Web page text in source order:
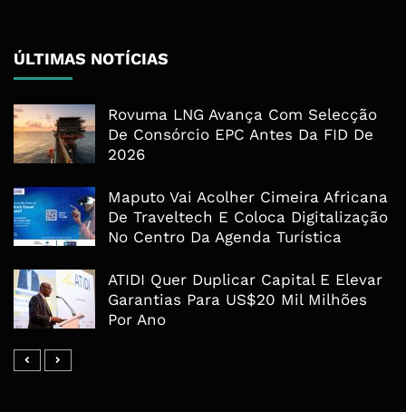
ÚLTIMAS NOTÍCIAS
Rovuma LNG Avança Com Selecção
De Consórcio EPC Antes Da FID De
2026
Maputo Vai Acolher Cimeira Africana
De Traveltech E Coloca Digitalização
No Centro Da Agenda Turística
ATIDI Quer Duplicar Capital E Elevar
Garantias Para US$20 Mil Milhões
Por Ano